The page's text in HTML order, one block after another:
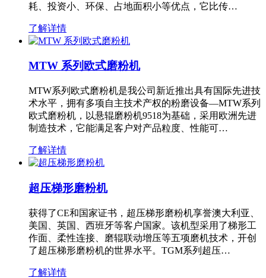
耗、投资小、环保、占地面积小等优点，它比传…
了解详情
MTW 系列欧式磨粉机
MTW系列欧式磨粉机是我公司新近推出具有国际先进技
术水平，拥有多项自主技术产权的粉磨设备—MTW系列
欧式磨粉机，以悬辊磨粉机9518为基础，采用欧洲先进
制造技术，它能满足客户对产品粒度、性能可…
了解详情
超压梯形磨粉机
获得了CE和国家证书，超压梯形磨粉机享誉澳大利亚、
美国、英国、西班牙等客户国家。该机型采用了梯形工
作面、柔性连接、磨辊联动增压等五项磨机技术，开创
了超压梯形磨粉机的世界水平。TGM系列超压…
了解详情